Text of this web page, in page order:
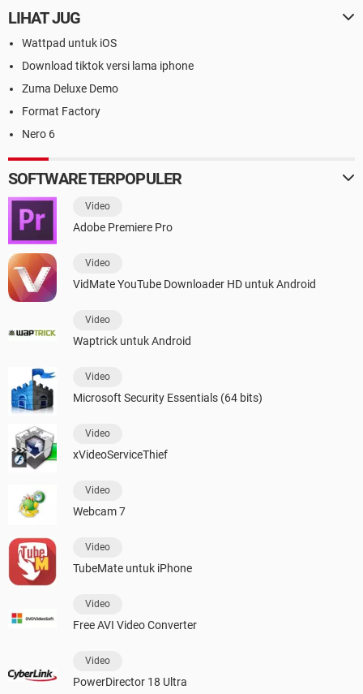
LIHAT JUG
Wattpad untuk iOS
Download tiktok versi lama iphone
Zuma Deluxe Demo
Format Factory
Nero 6
SOFTWARE TERPOPULER
Video
Adobe Premiere Pro
Video
VidMate YouTube Downloader HD untuk Android
Video
Waptrick untuk Android
Video
Microsoft Security Essentials (64 bits)
Video
xVideoServiceThief
Video
Webcam 7
Video
TubeMate untuk iPhone
Video
Free AVI Video Converter
Video
PowerDirector 18 Ultra